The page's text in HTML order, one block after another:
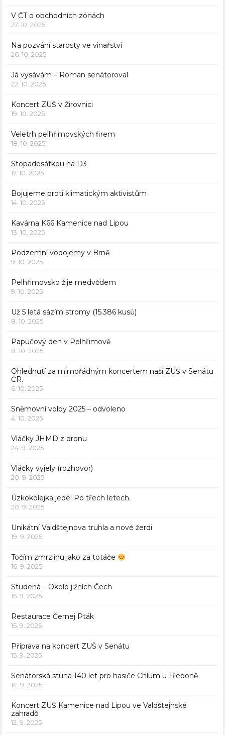
V ČT o obchodních zónách
27. 10. 2025
Na pozvání starosty ve vinařství
26. 10. 2025
Já vysávám – Roman senátoroval
22. 10. 2025
Koncert ZUŠ v Žirovnici
19. 10. 2025
Veletrh pelhřimovských firem
18. 10. 2025
Stopadesátkou na D3
17. 10. 2025
Bojujeme proti klimatickým aktivistům
14. 10. 2025
Kavárna K66 Kamenice nad Lipou
13. 10. 2025
Podzemní vodojemy v Brně
9. 10. 2025
Pelhřimovsko žije medvědem
9. 10. 2025
Už 5 letá sázím stromy (15.386 kusů)
8. 10. 2025
Papučový den v Pelhřimově
8. 10. 2025
Ohlednutí za mimořádným koncertem naší ZUŠ v Senátu
ČR.
6. 10. 2025
Sněmovní volby 2025 – odvoleno
4. 10. 2025
Vláčky JHMD z dronu
24. 9. 2025
Vláčky vyjely (rozhovor)
20. 9. 2025
Úzkokolejka jede! Po třech letech.
20. 9. 2025
Unikátní Valdštejnova truhla a nové žerdi
19. 9. 2025
Točím zmrzlinu jako za totáče
16. 9. 2025
Studená – Okolo jižních Čech
15. 9. 2025
Restaurace Černej Pták
15. 9. 2025
Příprava na koncert ZUŠ v Senátu
15. 9. 2025
Senátorská stuha 140 let pro hasiče Chlum u Třeboně
14. 9. 2025
Koncert ZUŠ Kamenice nad Lipou ve Valdštejnské
zahradě
12. 9. 2025